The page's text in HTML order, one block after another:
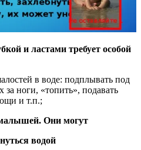
и ластами требует особой
в воде: подплывать под
за ноги, «топить», подавать
и т.п.;
Они могут
водой